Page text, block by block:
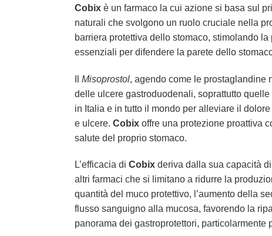
Cobix è un farmaco la cui azione si basa sul
naturali che svolgono un ruolo cruciale nella
barriera protettiva dello stomaco, stimolando
essenziali per difendere la parete dello
Misoprostol, agendo come le prostaglandine
delle ulcere gastroduodenali, soprattutto
in Italia e in tutto il mondo per alleviare il
e ulcere. Cobix offre una protezione proattiva
salute del proprio stomaco.
L’efficacia di Cobix deriva dalla sua capacità
altri farmaci che si limitano a ridurre la
quantità del muco protettivo, l’aumento della
flusso sanguigno alla mucosa, favorendo la
panorama dei gastroprotettori,